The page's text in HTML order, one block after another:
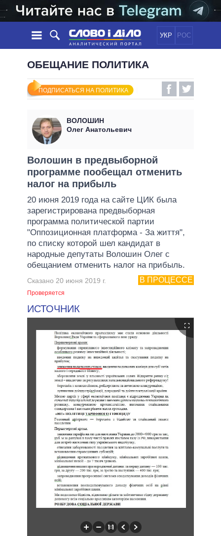
УКР РОС
НОВОСТИ
ЛЕНТА
СОБЫТИЯ
МНЕНИЯ
ОБЗОРЫ
ДАЙДЖЕСТЫ
ПОЛИТИКА
ЭКОНОМИКА
МИР
ОБЕЩАНИЯ
ВСЕ ПОЛИТИКИ
ПРЕЗИДЕНТ И ОФИС
ВЕРХОВНАЯ РАДА
КАБИНЕТ МИНИСТРОВ
ГЛАВЫ ОБЛАДМИНИСТРАЦИЙ
МЭРЫ
ВСЕ ПЕРСОНЫ
ИНФОГРАФИКА
ПОДДЕРЖАТЬ
ОБЕЩАНИЕ ПОЛИТИКА
ПОДПИСАТЬСЯ НА ПОЛИТИКА
ВОЛОШИН
Олег Анатольевич
Волошин в предвыборной
программе пообещал отменить
налог на прибыль
20 июня 2019 года на сайте ЦИК была
зарегистрирована предвыборная
программа политической партии
"Оппозиционная платформа - За життя",
по списку которой шел кандидат в
народные депутаты Волошин Олег с
обещанием отменить налог на прибыль.
В ПРОЦЕССЕ
Сказано 20 июня 2019 г.
Проверяется
ИСТОЧНИК